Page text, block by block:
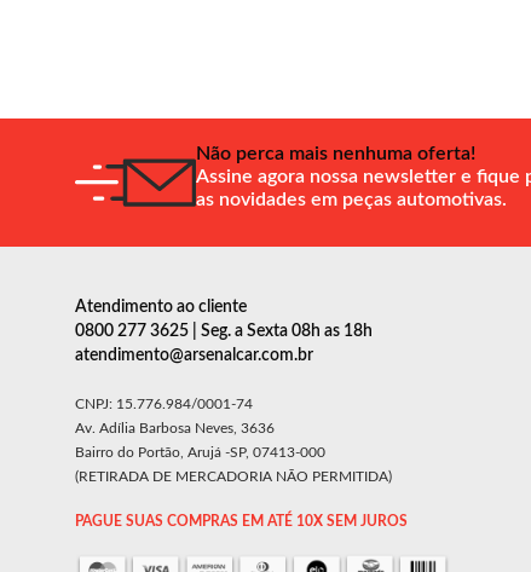
Não perca mais nenhuma oferta!
Assine agora nossa newsletter e fique
as novidades em peças automotivas.
Atendimento ao cliente
0800 277 3625 | Seg. a Sexta 08h as 18h
atendimento@arsenalcar.com.br
CNPJ: 15.776.984/0001-74
Av. Adília Barbosa Neves, 3636
Bairro do Portão, Arujá -SP, 07413-000
(RETIRADA DE MERCADORIA NÃO PERMITIDA)
PAGUE SUAS COMPRAS EM ATÉ 10X SEM JUROS